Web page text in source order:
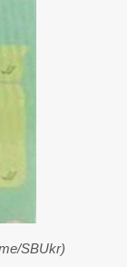
SBUkr)